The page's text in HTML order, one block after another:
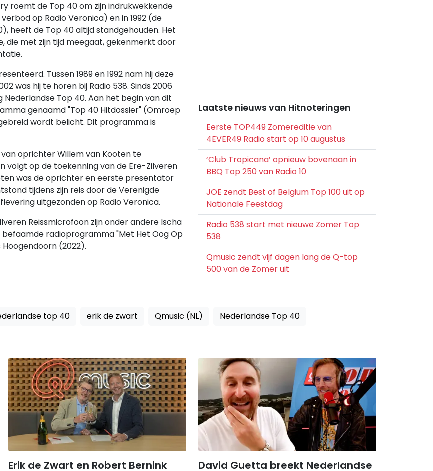
roemt de Top 40 om zijn indrukwekkende
op Radio Veronica) en in 1992 (de
heeft de Top 40 altijd standgehouden. Het
die met zijn tijd meegaat, gekenmerkt door
Tussen 1989 en 1992 nam hij deze
was hij te horen bij Radio 538. Sinds 2006
Top 40. Aan het begin van dit
genaamd "Top 40 Hitdossier" (Omroep
wordt belicht. Dit programma is
oprichter Willem van Kooten te
volgt op de toekenning van de Ere-Zilveren
was de oprichter en eerste presentator
tijdens zijn reis door de Verenigde
uitgezonden op Radio Veronica.
Reissmicrofoon zijn onder andere Ischa
befaamde radioprogramma "Met Het Oog Op
Hoogendoorn (2022).
Laatste nieuws van Hitnoteringen
Eerste TOP449 Zomereditie van
4EVER49 Radio start op 10 augustus
‘Club Tropicana’ opnieuw bovenaan in
BBQ Top 250 van Radio 10
JOE zendt Best of Belgium Top 100 uit op
Nationale Feestdag
Radio 538 start met nieuwe Zomer Top
538
Qmusic zendt vijf dagen lang de Q-top
500 van de Zomer uit
top 40 erik de zwart Qmusic (NL) Nederlandse Top 40
Erik de Zwart en Robert Bernink
David Guetta breekt Nederlandse